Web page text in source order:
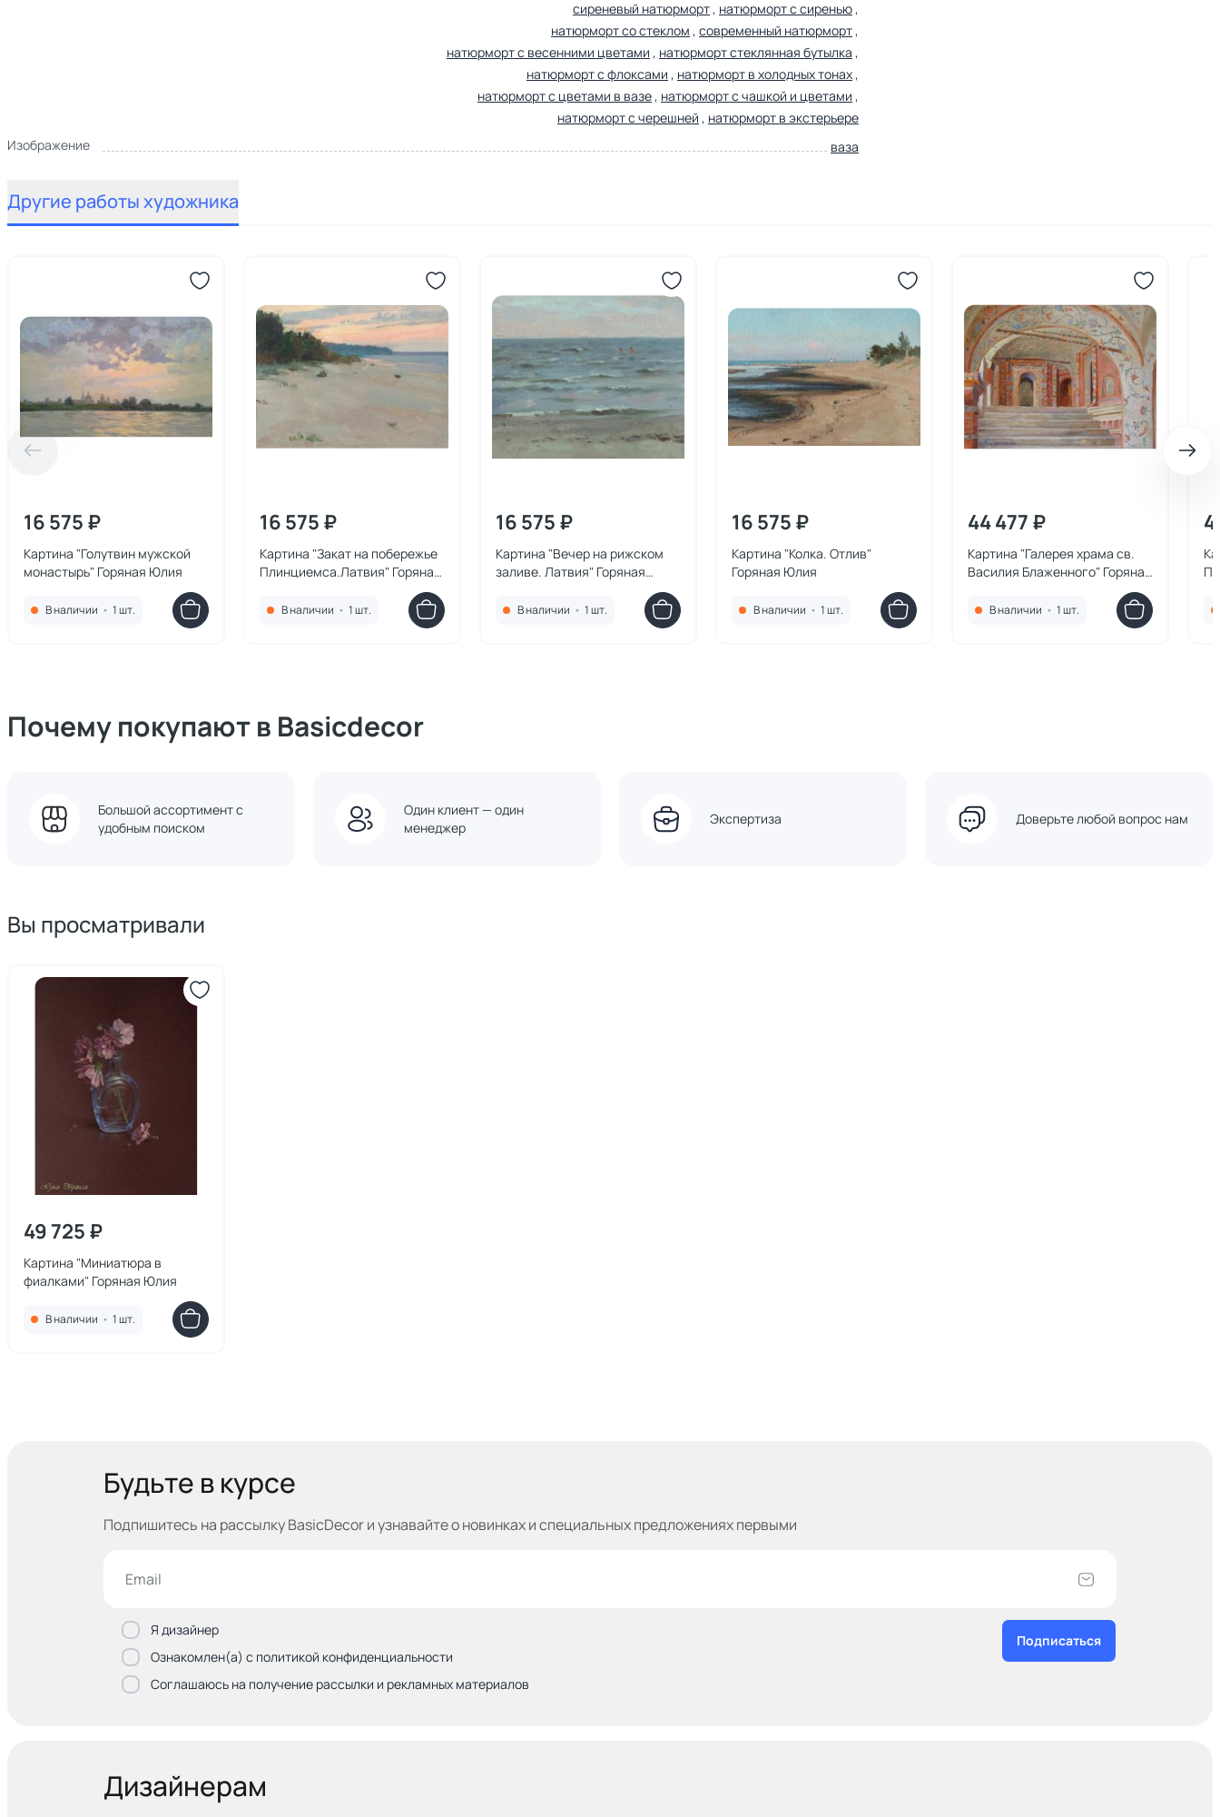
сиреневый натюрморт, натюрморт с сиренью,
натюрморт со стеклом , современный натюрморт,
натюрморт с весенними цветами , натюрморт стеклянная бутылка ,
натюрморт с флоксами , натюрморт в холодных тонах,
натюрморт с цветами в вазе, натюрморт с чашкой и цветами ,
натюрморт с черешней , натюрморт в экстерьере
Изображение
ваза
Другие работы художника
16 575 ₽
Картина "Голутвин мужской
монастырь" Горяная Юлия
В наличии • 1 шт.
16 575 ₽
Картина "Закат на побережье
Плинциемса.Латвия" Горяная
В наличии • 1 шт.
16 575 ₽
Картина "Вечер на рижском
заливе. Латвия" Горяная
В наличии • 1 шт.
16 575 ₽
Картина "Колка. Отлив"
Горяная Юлия
В наличии • 1 шт.
44 477 ₽
Картина "Галерея храма св.
Василия Блаженного" Горяная
В наличии • 1 шт.
Почему покупают в Basicdecor
Большой ассортимент с
удобным поиском
Один клиент — один
менеджер
Экспертиза Доверьте любой вопрос нам
Вы просматривали
49 725 ₽
Картина "Миниатюра в
фиалками" Горяная Юлия
В наличии • 1 шт.
Будьте в курсе
Подпишитесь на рассылку BasicDecor и узнавайтео новинках и специальных предложениях первыми
Я дизайнер
Ознакомлен(а) с политикой конфиденциальности
Соглашаюсь на получение рассылки и рекламных материалов
Подписаться
Дизайнерам